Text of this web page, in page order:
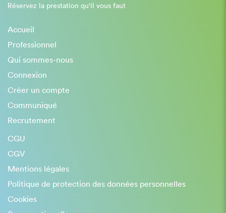
Réservez la prestation qu'il vous faut
Accueil
Professionnel
Qui sommes-nous
Connexion
Créer un compte
Communiqué
Recrutement
CGU
CGV
Mentions légales
Politique de protection des données personnelles
Cookies